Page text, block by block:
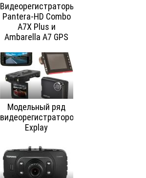
Видеорегистраторы
Pantera-HD Combo
A7X Plus и
Ambarella A7 GPS
Модельный ряд
видеорегистраторов
Explay